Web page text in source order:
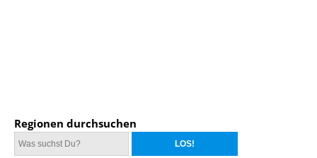
Regionen durchsuchen